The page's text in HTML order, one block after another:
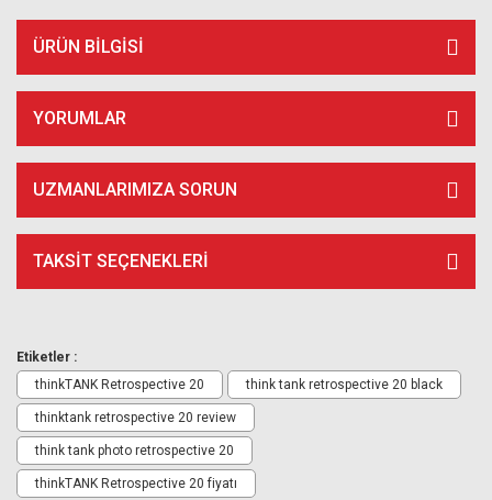
ÜRÜN BILGISI
YORUMLAR
UZMANLARIMIZA SORUN
TAKSIT SEÇENEKLERI
Etiketler :
thinkTANK Retrospective 20
think tank retrospective 20 black
thinktank retrospective 20 review
think tank photo retrospective 20
thinkTANK Retrospective 20 fiyatı